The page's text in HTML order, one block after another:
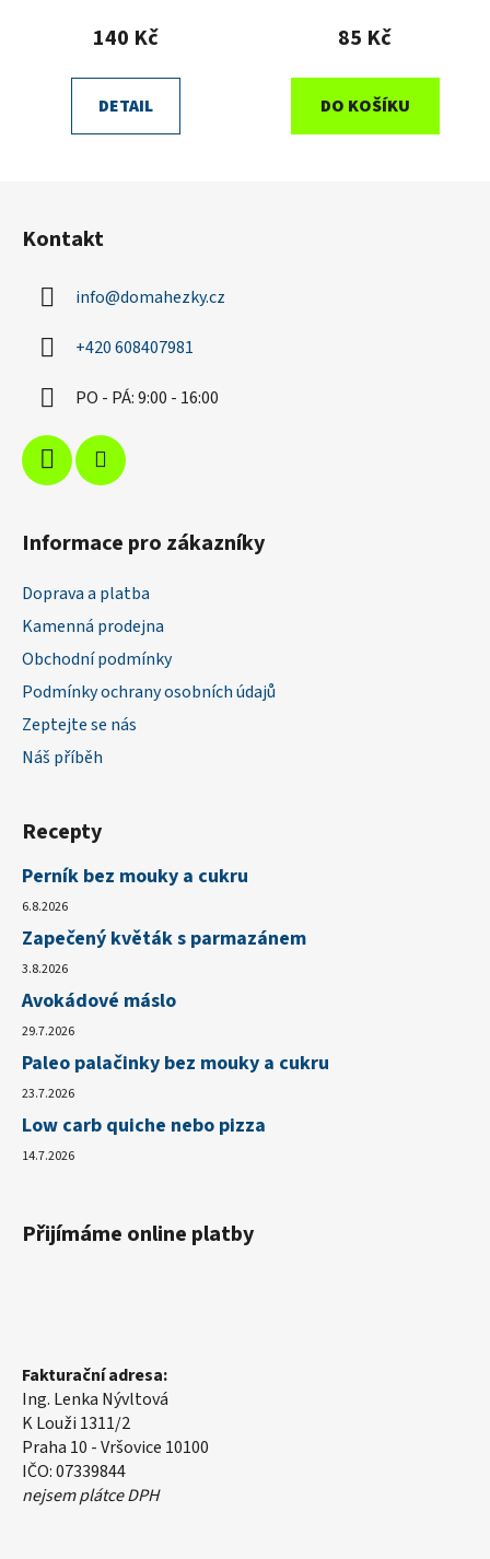
140 Kč
DETAIL
85 Kč
DO KOŠÍKU
Kontakt
info@domahezky.cz
+420 608407981
PO - PÁ: 9:00 - 16:00
Informace pro zákazníky
Doprava a platba
Kamenná prodejna
Obchodní podmínky
Podmínky ochrany osobních údajů
Zeptejte se nás
Náš příběh
Recepty
Perník bez mouky a cukru
6.8.2026
Zapečený květák s parmazánem
3.8.2026
Avokádové máslo
29.7.2026
Paleo palačinky bez mouky a cukru
23.7.2026
Low carb quiche nebo pizza
14.7.2026
Přijímáme online platby
Fakturační adresa:
Ing. Lenka Nývltová
K Louži 1311/2
Praha 10 - Vršovice 10100
IČO: 07339844
nejsem plátce DPH